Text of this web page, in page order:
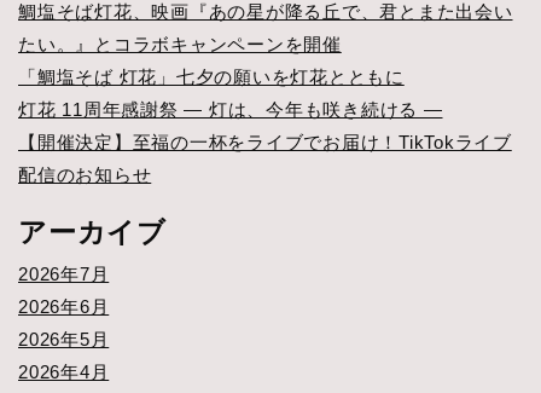
鯛塩そば灯花、映画『あの星が降る丘で、君とまた出会い
たい。』とコラボキャンペーンを開催
「鯛塩そば 灯花」七夕の願いを灯花とともに
灯花 11周年感謝祭 ― 灯は、今年も咲き続ける ―
【開催決定】至福の一杯をライブでお届け！TikTokライブ
配信のお知らせ
アーカイブ
2026年7月
2026年6月
2026年5月
2026年4月